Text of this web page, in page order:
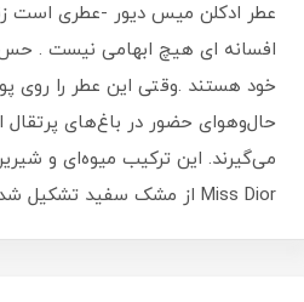
عطر ادکلن میس دیور -عطری است
افسانه ای هیچ ابهامی نیست . حس
خود هستند .وقتی این عطر را روی
حال‌وهوای حضور در باغ‌های پرتقال
می‌گیرند. این ترکیب میوه‌ای و
Miss Dior از مشک سفید تشکیل شده است. مشک با بوی شیرینش، حس اعتمادبه‌نفس شما را بالا می‌برد.